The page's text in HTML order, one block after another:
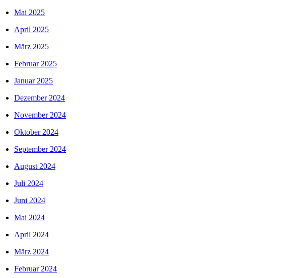
Mai 2025
April 2025
März 2025
Februar 2025
Januar 2025
Dezember 2024
November 2024
Oktober 2024
September 2024
August 2024
Juli 2024
Juni 2024
Mai 2024
April 2024
März 2024
Februar 2024